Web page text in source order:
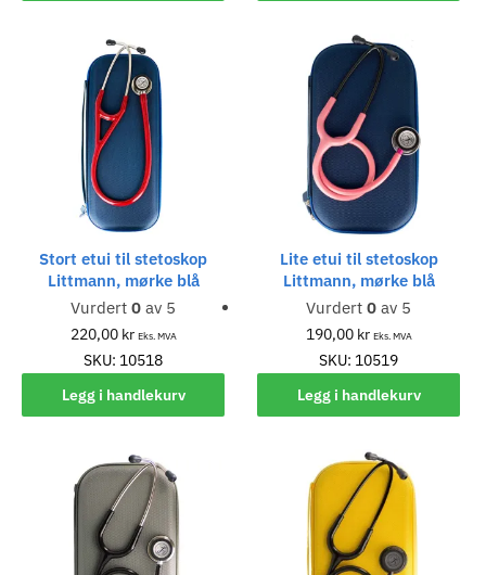
Stort etui til stetoskop
Littmann, mørke blå
Vurdert0 av 5
220,00 kr Eks. MVA
SKU: 10518
Legg i handlekurv
Lite etui til stetoskop
Littmann, mørke blå
Vurdert0 av 5
190,00 kr Eks. MVA
SKU: 10519
Legg i handlekurv